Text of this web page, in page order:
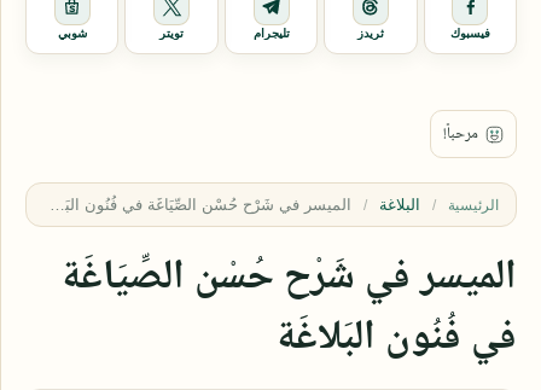
فيسبوك ثريدز تليجرام تويتر شوبي
الرئيسية البلاغة
الميسر في شَرْح حُسْن الصِّيَاغَة
في فُنُون البَلاغَة